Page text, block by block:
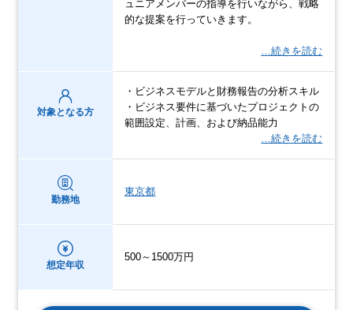
ュニアメンバーの指導を行いながら、戦略
的な提案を行っていきます。
…続きを読む
対象となる方
・ビジネスモデルと財務報告の分析スキル
・ビジネス要件に基づいたプロジェクトの
範囲設定、計画、および納品能力
…続きを読む
勤務地
東京都
想定年収
500～1500万円